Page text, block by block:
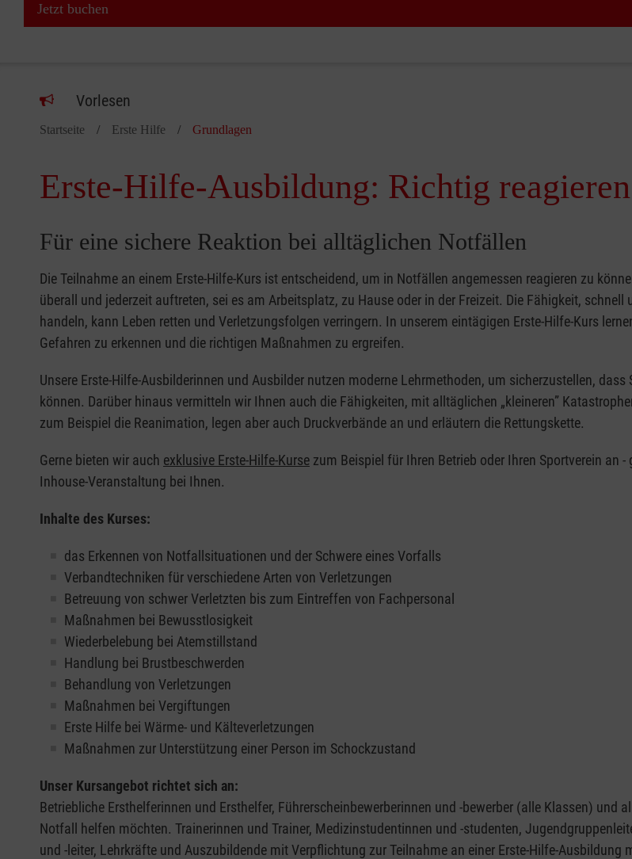
Jetzt buchen
Vorlesen
Startseite Erste Hilfe Grundlagen
Erste-Hilfe-Ausbildung: Richtig
Für eine sichere Reaktion bei alltäglichen Notfällen
Die Teilnahme an einem Erste-Hilfe-Kurs ist entscheidend, um in Notfällen angemessen reagieren zu
überall und jederzeit auftreten, sei es am Arbeitsplatz, zu Hause oder in der Freizeit. Die Fähigkeit, schnell
handeln, kann Leben retten und Verletzungsfolgen verringern. In unserem eintägigen Erste-Hilfe-Kurs
Gefahren zu erkennen und die richtigen Maßnahmen zu ergreifen.
Unsere Erste-Hilfe-Ausbilderinnen und Ausbilder nutzen moderne Lehrmethoden, um sicherzustellen,
können. Darüber hinaus vermitteln wir Ihnen auch die Fähigkeiten, mit alltäglichen „kleineren”
zum Beispiel die Reanimation, legen aber auch Druckverbände an und erläutern die Rettungskette.
Gerne bieten wir auch exklusive Erste-Hilfe-Kurse zum Beispiel für Ihren Betrieb oder Ihren Sportverein an
Inhouse-Veranstaltung bei Ihnen.
Inhalte des Kurses:
das Erkennen von Notfallsituationen und der Schwere eines Vorfalls
Verbandtechniken für verschiedene Arten von Verletzungen
Betreuung von schwer Verletzten bis zum Eintreffen von Fachpersonal
Maßnahmen bei Bewusstlosigkeit
Wiederbelebung bei Atemstillstand
Handlung bei Brustbeschwerden
Behandlung von Verletzungen
Maßnahmen bei Vergiftungen
Erste Hilfe bei Wärme- und Kälteverletzungen
Maßnahmen zur Unterstützung einer Person im Schockzustand
Unser Kursangebot richtet sich an:
Betriebliche Ersthelferinnen und Ersthelfer, Führerscheinbewerberinnen und -bewerber (alle Klassen) und
Notfall helfen möchten. Trainerinnen und Trainer, Medizinstudentinnen und -studenten,
und -leiter, Lehrkräfte und Auszubildende mit Verpflichtung zur Teilnahme an einer Erste-Hilfe-Ausbildung